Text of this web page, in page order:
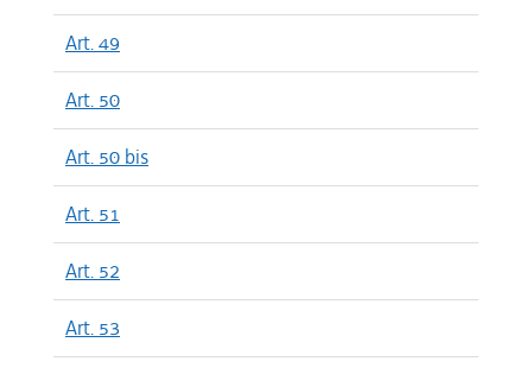
Art. 49
Art. 50
Art. 50 bis
Art. 51
Art. 52
Art. 53